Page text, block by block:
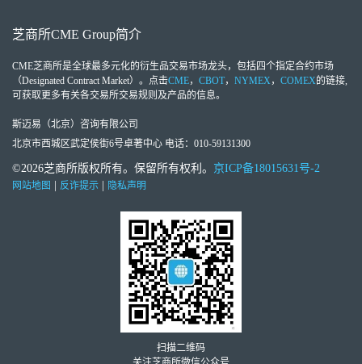
芝商所CME Group简介
CME芝商所是全球最多元化的衍生品交易市场龙头，包括四个指定合约市场
（Designated Contract Market）。点击CME， CBOT， NYMEX， COMEX的链接,
可获取更多有关各交易所交易规则及产品的信息。
斯迈易（北京）咨询有限公司
北京市西城区武定侯街6号卓著中心 电话：010-59131300
©2026芝商所版权所有。保留所有权利。 京ICP备18015631号-2
网站地图 反诈提示 隐私声明
扫描二维码